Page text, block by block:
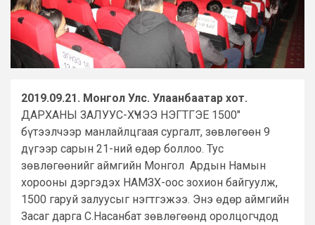
2019.09.21. Монгол Улс. Улаанбаатар хот.
ДАРХАНЫ ЗАЛУУС-ХҮЧЭЭ НЭГТГЭЕ 1500″
бүтээлчээр манлайлцгаая сургалт, зөвлөгөөн 9
дүгээр сарын 21-ний өдөр боллоо. Тус
зөвлөгөөнийг аймгийн Монгол Ардын Намын
хорооны дэргэдэх НАМЗХ-оос зохион байгуулж,
1500 гаруй залуусыг нэгтгэжээ. Энэ өдөр аймгийн
Засаг дарга С.Насанбат зөвлөгөөнд оролцогчдод